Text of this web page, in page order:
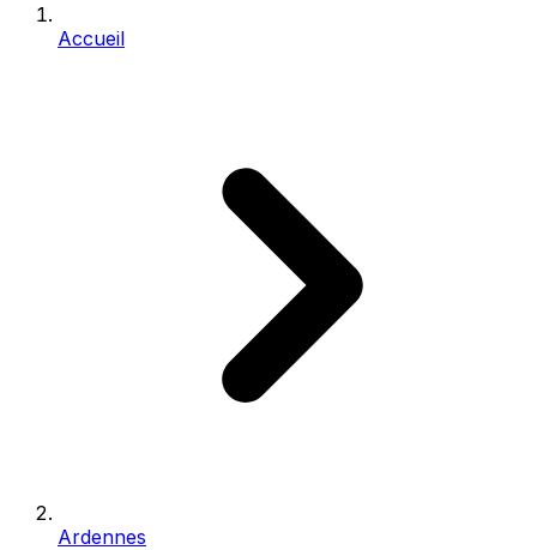
Accueil
Ardennes